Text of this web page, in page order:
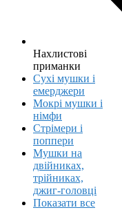
Нахлистові
приманки
Сухі мушки і
емерджери
Мокрі мушки і
німфи
Стрімери і
поппери
Мушки на
двійниках,
трійниках,
джиг-головці
Показати все